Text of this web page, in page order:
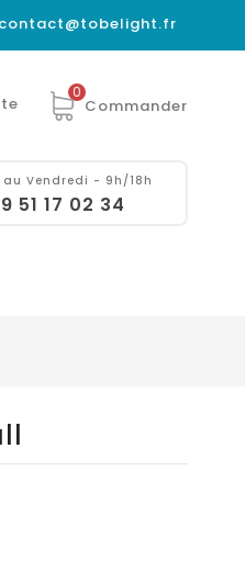
contact@tobelight.fr
Commander
0
au Vendredi - 9h/18h
51 17 02 34